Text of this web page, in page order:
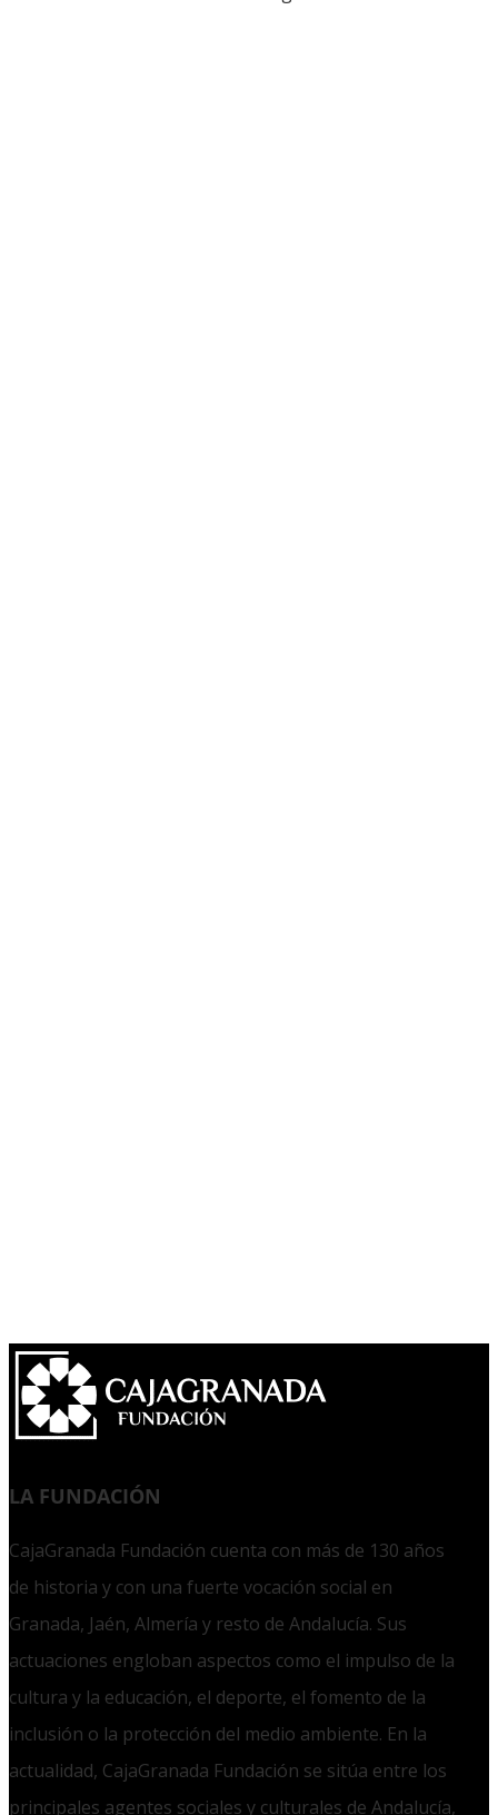
LA FUNDACIÓN
CajaGranada Fundación cuenta con más de 130 años
de historia y con una fuerte vocación social en
Granada, Jaén, Almería y resto de Andalucía. Sus
actuaciones engloban aspectos como el impulso de la
cultura y la educación, el deporte, el fomento de la
inclusión o la protección del medio ambiente. En la
actualidad, CajaGranada Fundación se sitúa entre los
principales agentes sociales y culturales de Andalucía,